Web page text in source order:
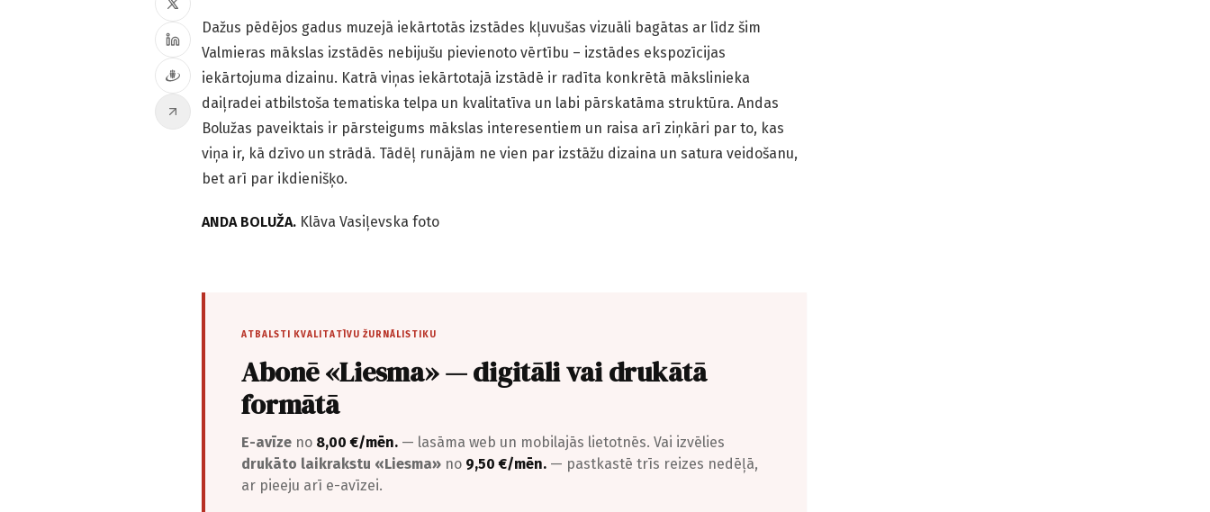
Dažus pēdējos gadus muzejā iekārtotās izstādes kļuvušas vizuāli bagātas ar līdz šim
Valmieras mākslas izstādēs nebijušu pievienoto vērtību – izstādes ekspozīcijas
iekārtojuma dizainu. Katrā viņas iekārtotajā izstādē ir radīta konkrētā mākslinieka
daiļradei atbilstoša tematiska telpa un kvalitatīva un labi pārskatāma struktūra. Andas
Bolužas paveiktais ir pārsteigums mākslas interesentiem un raisa arī ziņkāri par to, kas
viņa ir, kā dzīvo un strādā. Tādēļ runājām ne vien par izstāžu dizaina un satura veidošanu,
bet arī par ikdienišķo.
ANDA BOLUŽA. Klāva Vasiļevska foto
ATBALSTI KVALITATĪVU ŽURNĀLISTIKU
Abonē «Liesma» — digitāli vai drukātā
formātā
E-avīze no 8,00 €/mēn. — lasāma web un mobilajās lietotnēs. Vai izvēlies
drukāto laikrakstu «Liesma» no 9,50 €/mēn. — pastkastē trīs reizes nedēļā,
ar pieeju arī e-avīzei.